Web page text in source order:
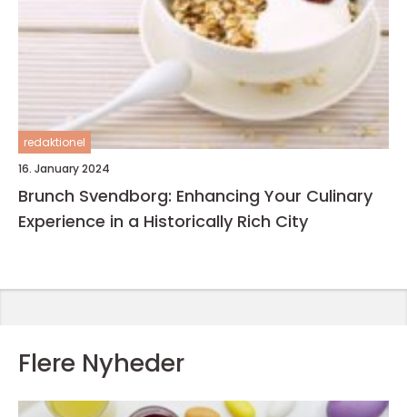
redaktionel
16. January 2024
Brunch Svendborg: Enhancing Your Culinary
Experience in a Historically Rich City
Flere Nyheder